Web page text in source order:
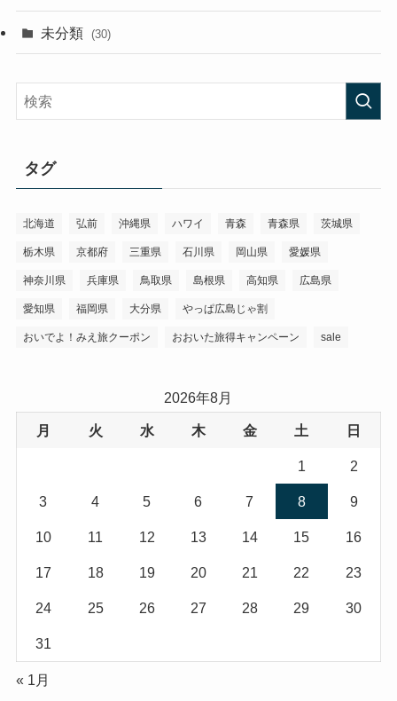
未分類 (30)
タグ
北海道 弘前 沖縄県 ハワイ 青森 青森県 茨城県
栃木県 京都府 三重県 石川県 岡山県 愛媛県
神奈川県 兵庫県 鳥取県 島根県 高知県 広島県
愛知県 福岡県 大分県 やっぱ広島じゃ割
おいでよ！みえ旅クーポン おおいた旅得キャンペーン sale
2026年8月
月 火 水 木 金 土 日
1 2
3 4 5 6 7 8 9
10 11 12 13 14 15 16
17 18 19 20 21 22 23
24 25 26 27 28 29 30
31
« 1月